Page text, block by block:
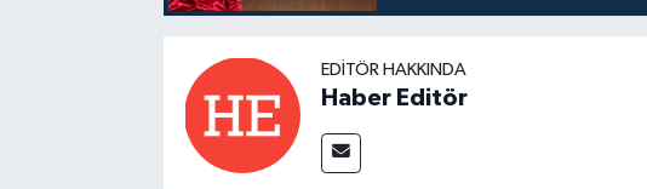
EDITÖR HAKKINDA
Haber Editör